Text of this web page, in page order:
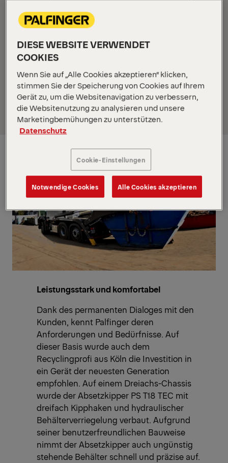
Wertstoffe werden zwischengelagert, sortiert,
zerkleinert, aufbereitet und weitertransportiert.
Bei all diesen Arbeiten spielen leistungsstarke und
zuverlässige Fahrzeuge mit effizienten und
jüngsten „Akteure“ ist ein Mercedes-Benz Arocs
2548 mit dem neuen Palfinger-Absetzkipper PS T18
TEC.
Leistungsstark und komfortabel
Dank des permanenten Dialoges mit den
Kunden, kennt Palfinger deren
Anforderungen und Bedürfnisse. Auf
dieser Basis wurde auch dem
Recyclingprofi aus Köln die Investition in
ein Gerät der neuesten Generation
empfohlen. Auf einem Dreiachs-Chassis
wurde der Absetzkipper PS T18 TEC mit
dreifach Kipphaken und hydraulischer
Behälterverriegelung verbaut. Aufgrund
seiner benutzerfreundlichen Bauweise
nimmt der Absetzkipper auch ungünstig
stehende Behälter schnell und präzise auf.
DIESE WEBSITE VERWENDET
COOKIES
Wenn Sie auf „Alle Cookies akzeptieren“ klicken,
stimmen Sie der Speicherung von Cookies auf Ihrem
Gerät zu, um die Websitenavigation zu verbessern,
die Websitenutzung zu analysieren und unsere
Marketingbemühungen zu unterstützen.
Datenschutz
Cookie-Einstellungen
Notwendige Cookies Alle Cookies akzeptieren